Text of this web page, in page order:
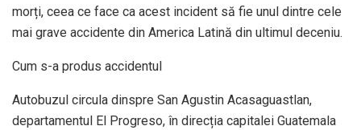
morți, ceea ce face ca acest incident să fie unul dintre cele
mai grave accidente din America Latină din ultimul deceniu.
Cum s-a produs accidentul
Autobuzul circula dinspre San Agustin Acasaguastlan,
departamentul El Progreso, în direcția capitalei Guatemala